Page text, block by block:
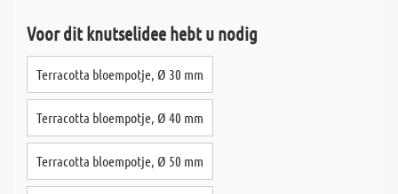
Voor dit knutselidee hebt u nodig
Terracotta bloempotje, Ø 30 mm
Terracotta bloempotje, Ø 40 mm
Terracotta bloempotje, Ø 50 mm